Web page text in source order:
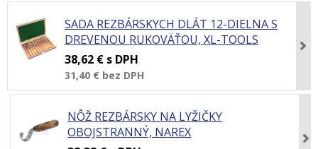
SADA REZBÁRSKYCH DLÁT 12-DIELNA S
DREVENOU RUKOVÄŤOU, XL-TOOLS
38,62 € s DPH
31,40 € bez DPH
NÔŽ REZBÁRSKY NA LYŽIČKY
OBOJSTRANNÝ, NAREX